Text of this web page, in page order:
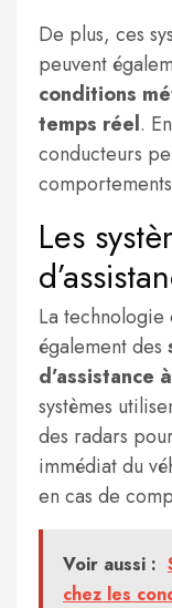
De plus, ces
peuvent
conditions
temps réel.
conducteurs
Les
La technologie
également des
d’assistance
systèmes
des radars
immédiat du
en cas de
Voir aussi :
chez les